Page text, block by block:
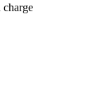
charge